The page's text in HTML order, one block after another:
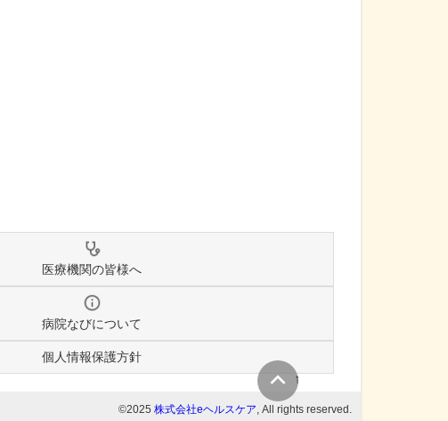
↑
医療機関の皆様へ
病院なびについて
個人情報保護方針
©2025 株式会社eヘルスケア , All rights reserved.